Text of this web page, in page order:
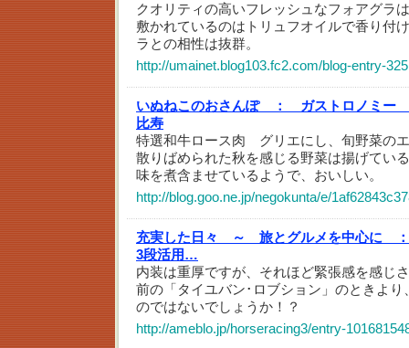
クオリティの高いフレッシュなフォアグラ
敷かれているのはトリュフオイルで香り付
ラとの相性は抜群。
http://umainet.blog103.fc2.com/blog-entry-
いぬねこのおさんぽ ：
ガストロノミー
比寿
特選和牛ロース肉 グリエにし、旬野菜の
散りばめられた秋を感じる野菜は揚げてい
味を煮含ませているようで、おいしい。
http://blog.goo.ne.jp/negokunta/e/
充実した日々 ～ 旅とグルメを中心に ：
3段活用…
内装は重厚ですが、それほど緊張感を感じ
前の「タイユバン･ロブション」のときよ
のではないでしょうか！？
http://ameblo.jp/horseracing3/entry-